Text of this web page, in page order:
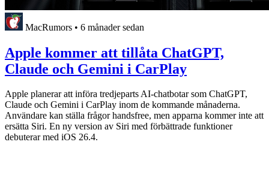
MacRumors • 6 månader sedan
Apple kommer att tillåta ChatGPT,
Claude och Gemini i CarPlay
Apple planerar att införa tredjeparts AI-chatbotar som ChatGPT,
Claude och Gemini i CarPlay inom de kommande månaderna.
Användare kan ställa frågor handsfree, men apparna kommer inte att
ersätta Siri. En ny version av Siri med förbättrade funktioner
debuterar med iOS 26.4.